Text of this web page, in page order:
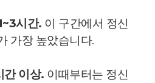
시간. 이 구간에서 정신
가장 높았습니다.
간 이상. 이때부터는 정신